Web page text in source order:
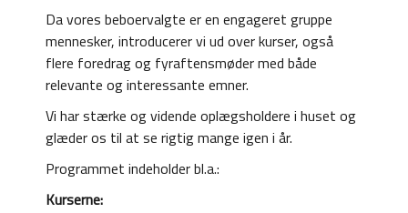
Da vores beboervalgte er en engageret gruppe
mennesker, introducerer vi ud over kurser, også
flere foredrag og fyraftensmøder med både
relevante og interessante emner.
Vi har stærke og vidende oplægsholdere i huset og
glæder os til at se rigtig mange igen i år.
Programmet indeholder bl.a.:
Kurserne: